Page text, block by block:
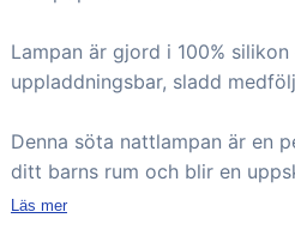
Lampan är gjord i 100%
uppladdningsbar, sladd
Denna söta nattlampan är en
ditt barns rum och blir en
Läs mer